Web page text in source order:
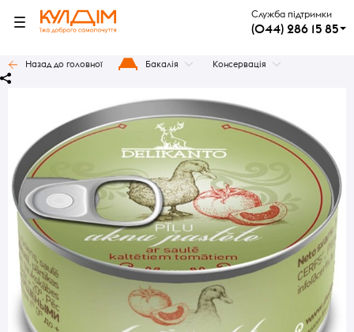
Служба підтримки
(044) 286 15 85
Назад до головної Бакалія Консервація